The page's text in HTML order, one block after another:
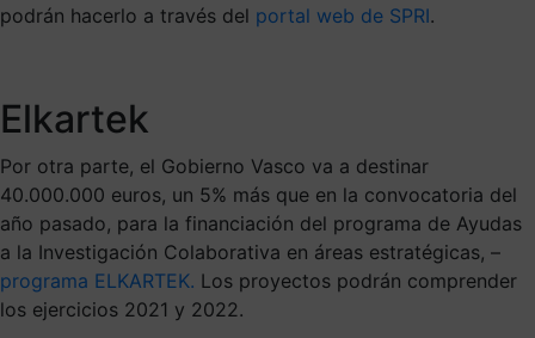
podrán hacerlo a través del portal web de SPRI.
Elkartek
Por otra parte, el Gobierno Vasco va a destinar
40.000.000 euros, un 5% más que en la convocatoria del
año pasado, para la financiación del programa de Ayudas
a la Investigación Colaborativa en áreas estratégicas, –
programa ELKARTEK. Los proyectos podrán comprender
los ejercicios 2021 y 2022.